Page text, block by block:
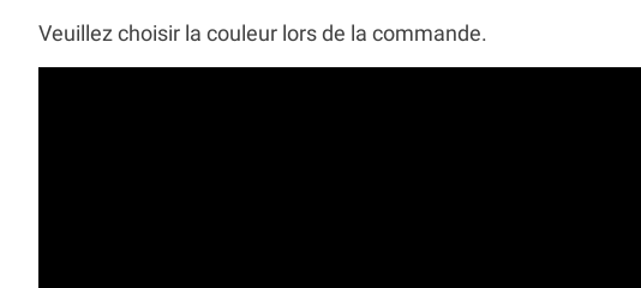
Veuillez choisir la couleur lors de la commande.